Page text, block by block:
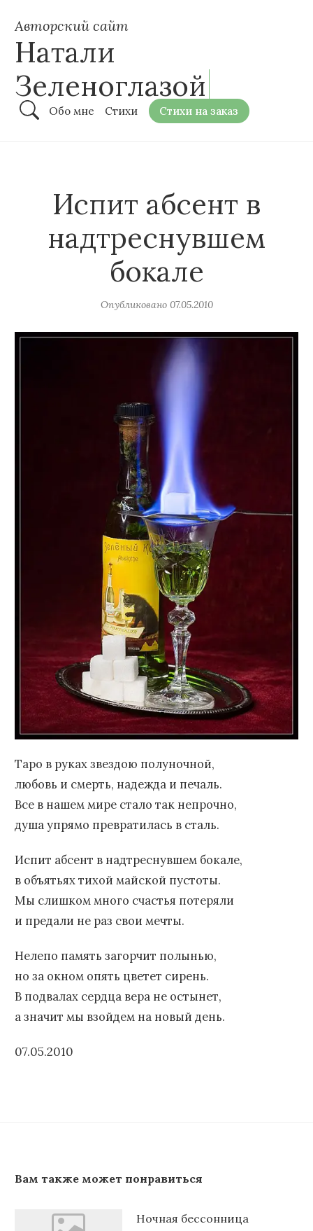
Авторский сайт
Натали
Зеленоглазой
Обо мне Стихи Стихи на заказ
Испит абсент в
надтреснувшем
бокале
Опубликовано 07.05.2010
Таро в руках звездою полуночной,
любовь и смерть, надежда и печаль.
Все в нашем мире стало так непрочно,
душа упрямо превратилась в сталь.
Испит абсент в надтреснувшем бокале,
в объятьях тихой майской пустоты.
Мы слишком много счастья потеряли
и предали не раз свои мечты.
Нелепо память загорчит полынью,
но за окном опять цветет сирень.
В подвалах сердца вера не остынет,
а значит мы взойдем на новый день.
07.05.2010
Вам также может понравиться
Ночная бессонница